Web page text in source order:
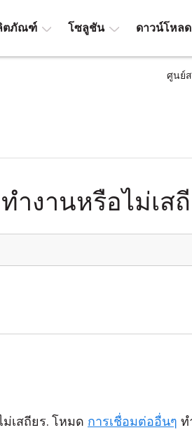
ตภัณฑ์ โซลูชัน ดาวน์โหลด
ศูนย์
งานหรือไม่เส
เสถียร. โหมด การเชื่อมต่ออื่นๆ ท